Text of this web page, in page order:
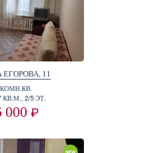
11
КВ.М., 2/5 ЭТ.
000 ₽